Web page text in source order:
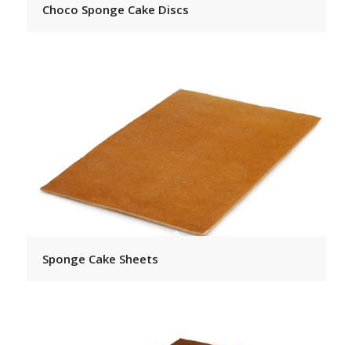
Choco Sponge Cake Discs
Sponge Cake Sheets